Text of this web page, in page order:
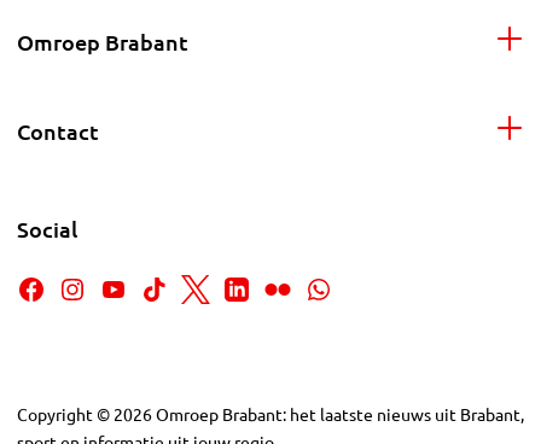
Omroep Brabant
Contact
Social
Copyright © 2026Omroep Brabant: het laatste nieuws uit Brabant,